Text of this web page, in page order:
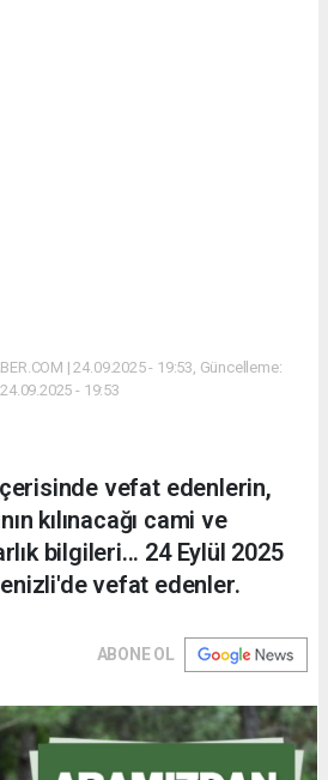
| 24.09.2025 - 19:53, Güncelleme:
24.09.2025 - 19:53
vefat edenlerin,
kılınacağı cami ve
bilgileri... 24 Eylül 2025
vefat edenler.
ABONE OL